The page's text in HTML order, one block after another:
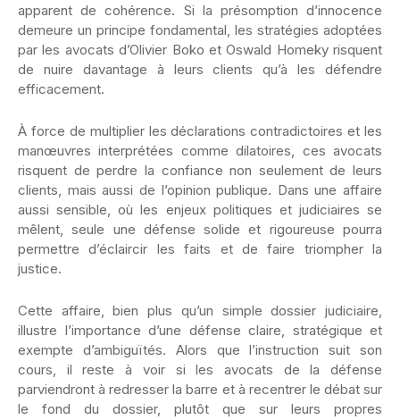
apparent de cohérence. Si la présomption d’innocence
demeure un principe fondamental, les stratégies adoptées
par les avocats d’Olivier Boko et Oswald Homeky risquent
de nuire davantage à leurs clients qu’à les défendre
efficacement.
À force de multiplier les déclarations contradictoires et les
manœuvres interprétées comme dilatoires, ces avocats
risquent de perdre la confiance non seulement de leurs
clients, mais aussi de l’opinion publique. Dans une affaire
aussi sensible, où les enjeux politiques et judiciaires se
mêlent, seule une défense solide et rigoureuse pourra
permettre d’éclaircir les faits et de faire triompher la
justice.
Cette affaire, bien plus qu’un simple dossier judiciaire,
illustre l’importance d’une défense claire, stratégique et
exempte d’ambiguïtés. Alors que l’instruction suit son
cours, il reste à voir si les avocats de la défense
parviendront à redresser la barre et à recentrer le débat sur
le fond du dossier, plutôt que sur leurs propres